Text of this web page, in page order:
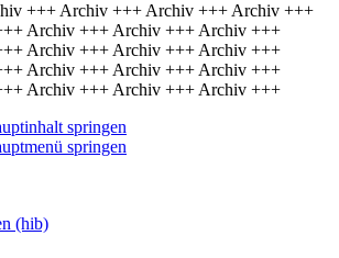
+++ Archiv +++ Archiv +++ Archiv +++
Archiv +++ Archiv +++ Archiv +++
Archiv +++ Archiv +++ Archiv +++
Archiv +++ Archiv +++ Archiv +++
Archiv +++ Archiv +++ Archiv +++
springen
springen
(hib)